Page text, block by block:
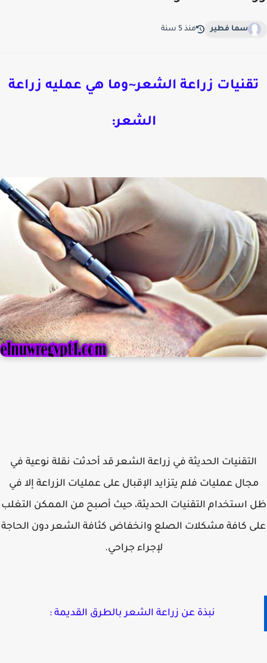
سما فطير منذ 5 سنة
زراعة الشعر~وما هي عمليه زراعة
الشعر:
التقنيات الحديثة في زراعة الشعر قد أحدثت نقلة نوعية في
عمليات فلم يتزايد الإقبال على عمليات الزراعة إلا في
استخدام التقنيات الحديثة، حيث أصبح من الممكن التغلب
كافة مشكلات الصلع وانخفاض كثافة الشعر دون الحاجة
لإجراء جراحي.
نبذة عن زراعة الشعر بالطرق القديمة :